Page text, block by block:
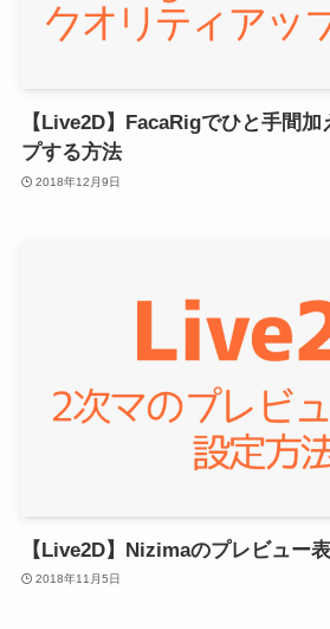
【Live2D】FacaRigでひと手間
プする方法
2018年12月9日
【Live2D】Nizimaのプレビュー
2018年11月5日